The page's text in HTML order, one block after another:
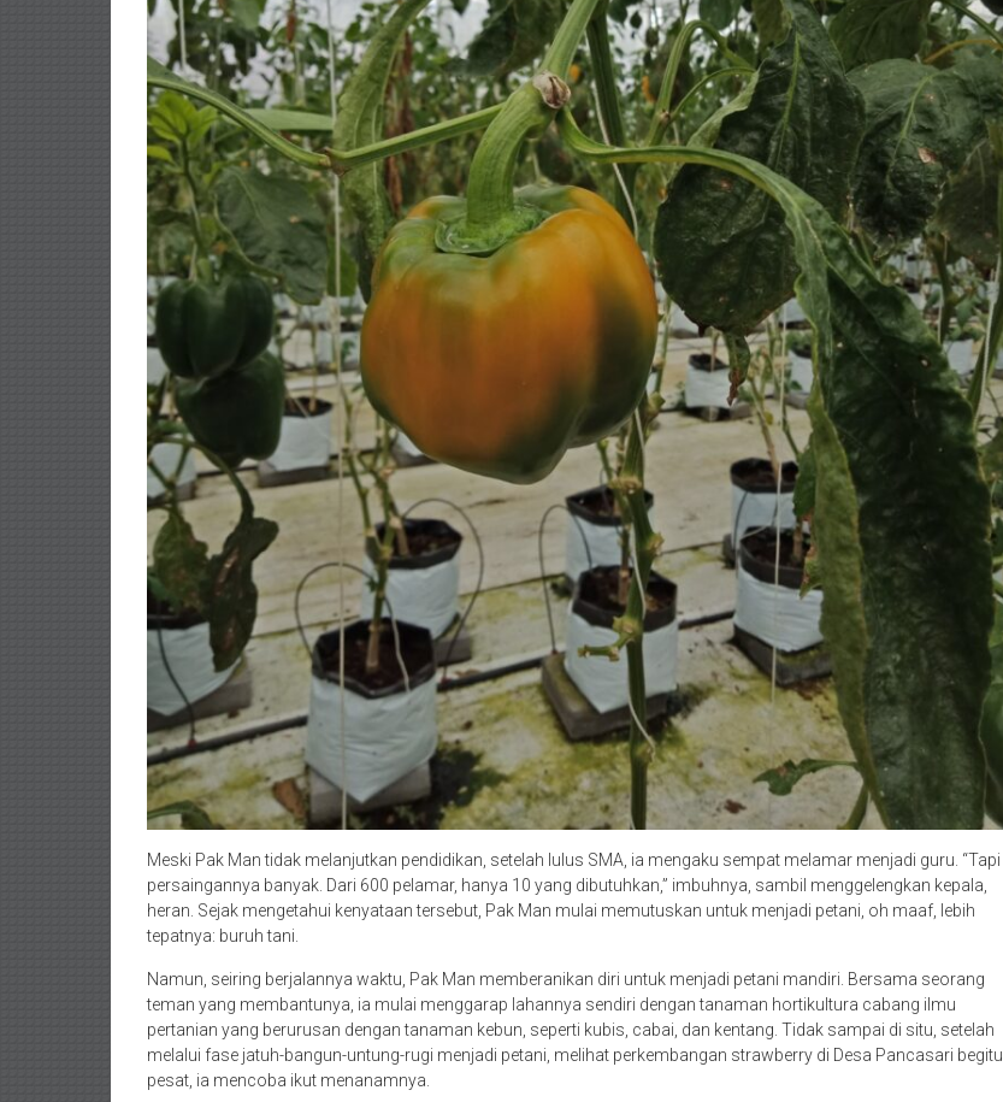
Meski Pak Man tidak melanjutkan pendidikan, setelah lulus SMA, ia mengaku sempat melamar menjadi guru. “Tapi
persaingannya banyak. Dari 600 pelamar, hanya 10 yang dibutuhkan,” imbuhnya, sambil menggelengkan kepala,
heran. Sejak mengetahui kenyataan tersebut, Pak Man mulai memutuskan untuk menjadi petani, oh maaf, lebih
tepatnya: buruh tani.
Namun, seiring berjalannya waktu, Pak Man memberanikan diri untuk menjadi petani mandiri. Bersama seorang
teman yang membantunya, ia mulai menggarap lahannya sendiri dengan tanaman hortikultura cabang ilmu
pertanian yang berurusan dengan tanaman kebun, seperti kubis, cabai, dan kentang. Tidak sampai di situ, setelah
melalui fase jatuh-bangun-untung-rugi menjadi petani, melihat perkembangan strawberry di Desa Pancasari begitu
pesat, ia mencoba ikut menanamnya.